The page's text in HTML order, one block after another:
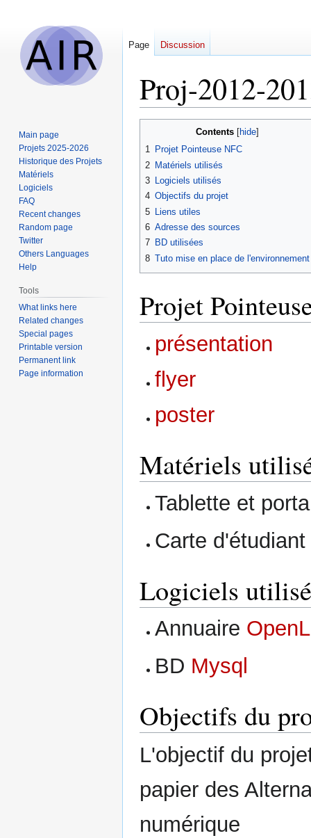
Proj-2012-
navigation
search
Contents
1 Projet Pointeuse NFC
2 Matériels utilisés
3 Logiciels utilisés
4 Objectifs du projet
5
Liens utiles
6 Adresse des sources
7 BD utilisées
8 Tuto mise en place de l'environnement
Projet
présentation
flyer
poster
Matériels
Tablette et
Carte
Logiciels
Annuaire
BD Mysql
Objectifs du
L'objectif du
papier des
numérique
Page Discussion
Main page
Projets 2025-2026
Historique des Projets
Matériels
Logiciels
FAQ
Recent changes
Random page
Twitter
Others Languages
Help
Tools
What links here
Related changes
Special pages
Printable version
Permanent link
Page information